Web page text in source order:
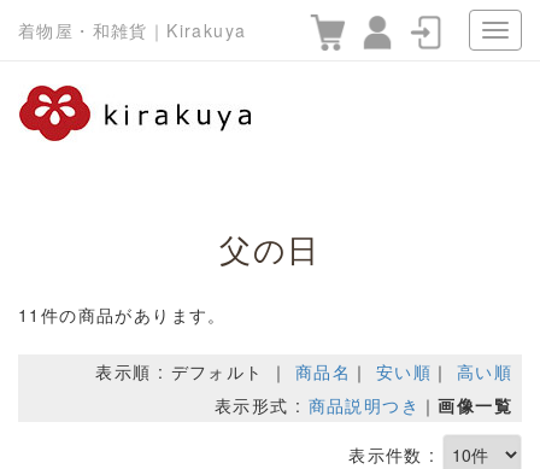
着物屋・和雑貨｜Kirakuya
父の日
11件の商品があります。
表示順 : デフォルト ｜ 商品名 ｜ 安い順 ｜ 高い順
表示形式 : 商品説明つき ｜画像一覧
表示件数 :